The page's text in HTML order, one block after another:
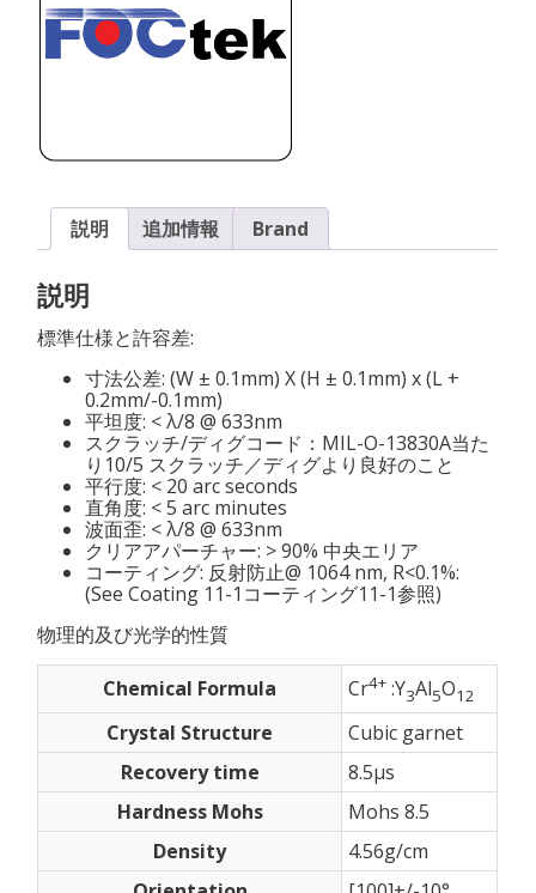
説明 追加情報 Brand
説明
標準仕様と許容差:
寸法公差: (W ± 0.1mm) X (H ± 0.1mm) x (L +
0.2mm/-0.1mm)
平坦度: < λ/8 @ 633nm
スクラッチ/ディグコード：MIL-O-13830A当た
り10/5 スクラッチ／ディグより良好のこと
平行度: < 20 arc seconds
直角度: < 5 arc minutes
波面歪: < λ/8 @ 633nm
クリアアパーチャー: > 90% 中央エリア
コーティング: 反射防止@ 1064 nm, R<0.1%:
(See Coating 11-1コーティング11-1参照)
物理的及び光学的性質
Chemical Formula Cr4+ :Y3Al5O12
Crystal Structure
Cubic garnet
Recovery time
8.5μs
Hardness Mohs
Mohs 8.5
Density
4.56g/cm